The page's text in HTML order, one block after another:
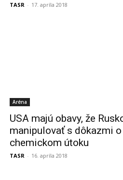
TASR - 17. apríla 2018
Aréna
USA majú obavy, že
manipulovať s dôkazmi
chemickom útoku
TASR - 16. apríla 2018